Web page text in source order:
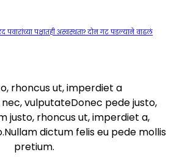
पक्षातही अस्वस्थता? दोन गट पडल्याने वाढलं
rhoncus ut, imperdiet a
vulputateDonec pede justo,
justo, rhoncus ut, imperdiet a,
dictum felis eu pede mollis
pretium.